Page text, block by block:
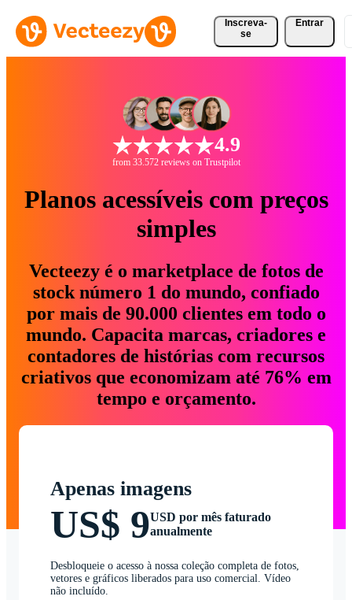
Inscreva-
se
Entrar
4.9
from 33.572 reviews on Trustpilot
Planos acessíveis com preços
simples
Vecteezy é o marketplace de fotos de
stock número 1 do mundo, confiado
por mais de 90.000 clientes em todo o
mundo. Capacita marcas, criadores e
contadores de histórias com recursos
criativos que economizam até 76% em
tempo e orçamento.
Apenas imagens
US$ 9USD por mês faturado
anualmente
Desbloqueie o acesso à nossa coleção completa de fotos,
vetores e gráficos liberados para uso comercial. Vídeo
não incluído.